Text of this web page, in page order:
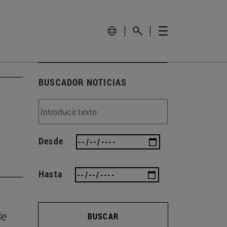
BUSCADOR NOTICIAS
Desde
Hasta
BUSCAR